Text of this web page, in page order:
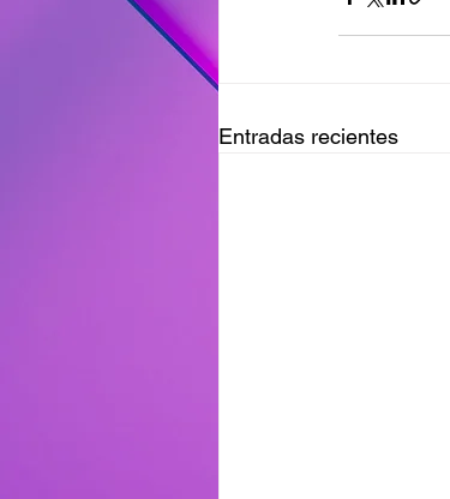
Entradas recientes